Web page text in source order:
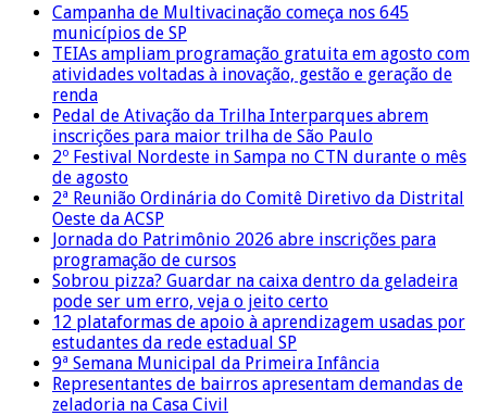
Campanha de Multivacinação começa nos 645
municípios de SP
TEIAs ampliam programação gratuita em agosto com
atividades voltadas à inovação, gestão e geração de
renda
Pedal de Ativação da Trilha Interparques abrem
inscrições para maior trilha de São Paulo
2º Festival Nordeste in Sampa no CTN durante o mês
de agosto
2ª Reunião Ordinária do Comitê Diretivo da Distrital
Oeste da ACSP
Jornada do Patrimônio 2026 abre inscrições para
programação de cursos
Sobrou pizza? Guardar na caixa dentro da geladeira
pode ser um erro, veja o jeito certo
12 plataformas de apoio à aprendizagem usadas por
estudantes da rede estadual SP
9ª Semana Municipal da Primeira Infância
Representantes de bairros apresentam demandas de
zeladoria na Casa Civil